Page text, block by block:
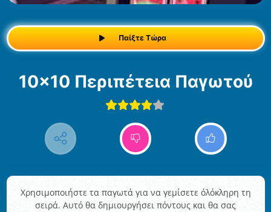
Παίξτε Τώρα
10x10 Περιπέτεια Παγωτού
Χρησιμοποιήστε τα παγωτά για να γεμίσετε όλόκληρη τη
σειρά. Αυτό θα δημιουργήσει πόντους και θα σας